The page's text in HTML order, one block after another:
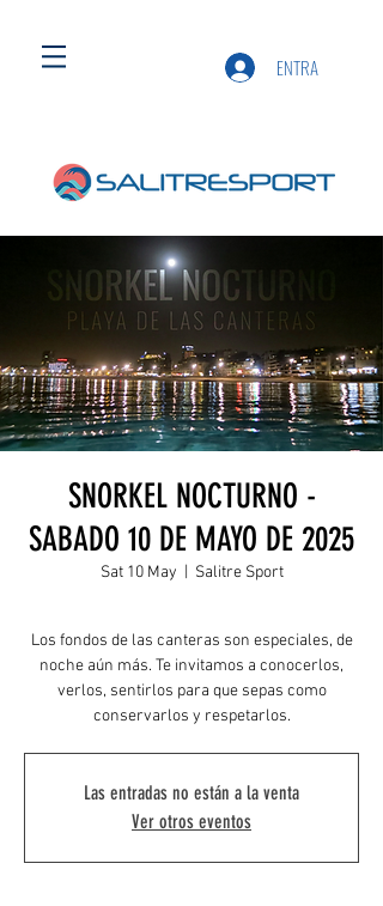
ENTRA
SNORKEL NOCTURNO -
SABADO 10 DE MAYO DE 2025
Sat 10 May Salitre Sport
Los fondos de las canteras son especiales, de
noche aún más. Te invitamos a conocerlos,
verlos, sentirlos para que sepas como
conservarlos y respetarlos.
Las entradas no están a la venta
Ver otros eventos